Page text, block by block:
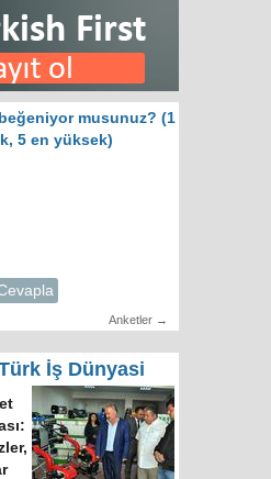
musunuz? (1
5 en yüksek)
Anketler →
İş Dünyasi